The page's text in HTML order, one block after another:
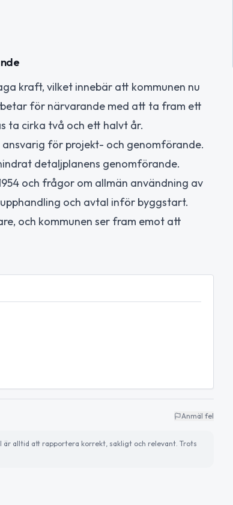
kraft, vilket innebär att kommunen nu
för närvarande med att ta fram ett
ta cirka två och ett halvt år.
ansvarig för projekt- och genomförande.
detaljplanens genomförande.
och frågor om allmän användning av
och avtal inför byggstart.
och kommunen ser fram emot att
Anmäl fel
alltid att rapportera korrekt, sakligt och relevant. Trots